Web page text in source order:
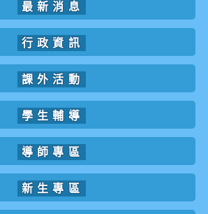
最新消息
行政資訊
課外活動
學生輔導
導師專區
新生專區